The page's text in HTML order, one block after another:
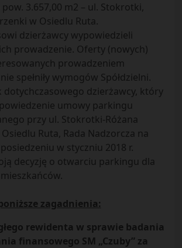
3.657,00 m2 – ul. Stokrotki,
w Osiedlu Ruta.
dzierżawcy wypowiedzieli
prowadzenie. Oferty (nowych)
prowadzeniem
spełniły wymogów Spółdzielni.
dotychczasowego dzierżawcy, który
umowy parkingu
przy ul. Stokrotki-Różana
Ruta, Rada Nadzorcza na
w styczniu 2018 r.
decyzję o otwarciu parkingu dla
zagadnienia:
rewidenta w sprawie badania
finansowego SM „Czuby” za